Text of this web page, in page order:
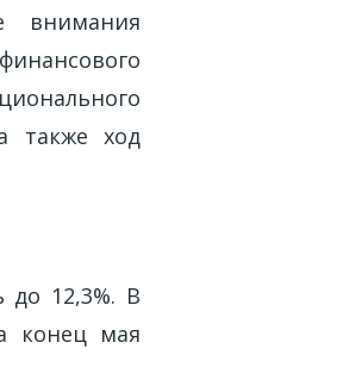
внимания
также ход
до 12,3%. В
конец мая